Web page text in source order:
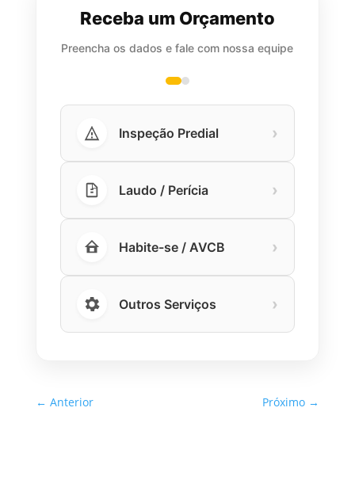
Receba um Orçamento
Preencha os dados e fale com nossa equipe
Inspeção Predial ›
Laudo / Perícia ›
Habite-se / AVCB ›
Outros Serviços ›
← Anterior Próximo →